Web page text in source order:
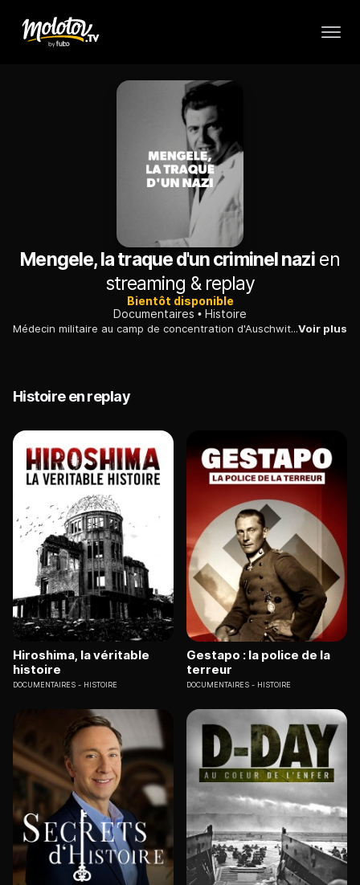
Mengele, la traque d'un criminel nazi en
streaming & replay
Bientôt disponible
Documentaires
Histoire
Médecin militaire au camp de concentration d'Auschwitz, Josef Mengele s'y prête à de terrifiantes expériences : après la guerre, il est l'un des nazis les plus recherchés au monde.Voir plus
Histoire en replay
Hiroshima, la véritable
histoire
DOCUMENTAIRES HISTOIRE
Gestapo : la police de la
terreur
DOCUMENTAIRES HISTOIRE